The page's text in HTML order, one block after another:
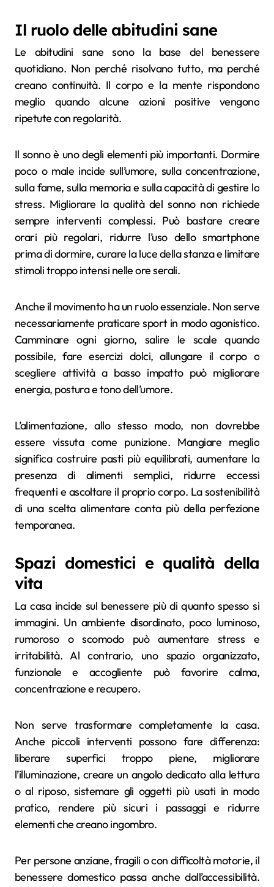
Il ruolo delle abitudini sane
Le abitudini sane sono la base del benessere
quotidiano. Non perché risolvano tutto, ma perché
creano continuità. Il corpo e la mente rispondono
meglio quando alcune azioni positive vengono
ripetute con regolarità.
Il sonno è uno degli elementi più importanti. Dormire
poco o male incide sull’umore, sulla concentrazione,
sulla fame, sulla memoria e sulla capacità di gestire lo
stress. Migliorare la qualità del sonno non richiede
sempre interventi complessi. Può bastare creare
orari più regolari, ridurre l’uso dello smartphone
prima di dormire, curare la luce della stanza e limitare
stimoli troppo intensi nelle ore serali.
Anche il movimento ha un ruolo essenziale. Non serve
necessariamente praticare sport in modo agonistico.
Camminare ogni giorno, salire le scale quando
possibile, fare esercizi dolci, allungare il corpo o
scegliere attività a basso impatto può migliorare
energia, postura e tono dell’umore.
L’alimentazione, allo stesso modo, non dovrebbe
essere vissuta come punizione. Mangiare meglio
significa costruire pasti più equilibrati, aumentare la
presenza di alimenti semplici, ridurre eccessi
frequenti e ascoltare il proprio corpo. La sostenibilità
di una scelta alimentare conta più della perfezione
temporanea.
Spazi domestici e qualità della
vita
La casa incide sul benessere più di quanto spesso si
immagini. Un ambiente disordinato, poco luminoso,
rumoroso o scomodo può aumentare stress e
irritabilità. Al contrario, uno spazio organizzato,
funzionale e accogliente può favorire calma,
concentrazione e recupero.
Non serve trasformare completamente la casa.
Anche piccoli interventi possono fare differenza:
liberare superfici troppo piene, migliorare
l’illuminazione, creare un angolo dedicato alla lettura
o al riposo, sistemare gli oggetti più usati in modo
pratico, rendere più sicuri i passaggi e ridurre
elementi che creano ingombro.
Per persone anziane, fragili o con difficoltà motorie, il
benessere domestico passa anche dall’accessibilità.